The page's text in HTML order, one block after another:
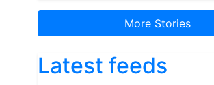
More Stories
Latest feeds